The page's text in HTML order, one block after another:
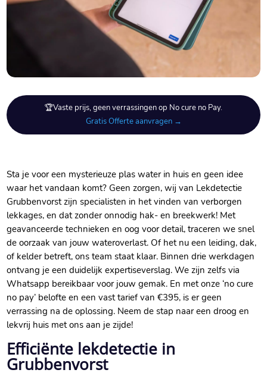
🏆Vaste prijs, geen verrassingen op No cure no Pay.
Gratis Offerte aanvragen →
Sta je voor een mysterieuze plas water in huis en geen idee
waar het vandaan komt? Geen zorgen, wij van Lekdetectie
Grubbenvorst zijn specialisten in het vinden van verborgen
lekkages, en dat zonder onnodig hak- en breekwerk! Met
geavanceerde technieken en oog voor detail, traceren we snel
de oorzaak van jouw wateroverlast. Of het nu een leiding, dak,
of kelder betreft, ons team staat klaar. Binnen drie werkdagen
ontvang je een duidelijk expertiseverslag. We zijn zelfs via
Whatsapp bereikbaar voor jouw gemak. En met onze ‘no cure
no pay’ belofte en een vast tarief van €395, is er geen
verrassing na de oplossing. Neem de stap naar een droog en
lekvrij huis met ons aan je zijde!
Efficiënte lekdetectie in
Grubbenvorst